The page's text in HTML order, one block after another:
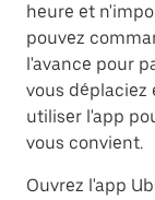
heure et
pouvez
l'avance pour
vous déplaciez
utiliser l'app
vous convient.
Ouvrez l'app